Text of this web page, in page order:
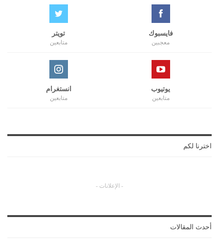
فايسبوك
معجبين
تويتر
متابعين
يوتيوب
متابعين
انستغرام
متابعين
اخترنا لكم
- الإعلانات -
أحدث المقالات